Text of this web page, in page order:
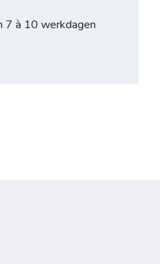
7 à 10 werkdagen